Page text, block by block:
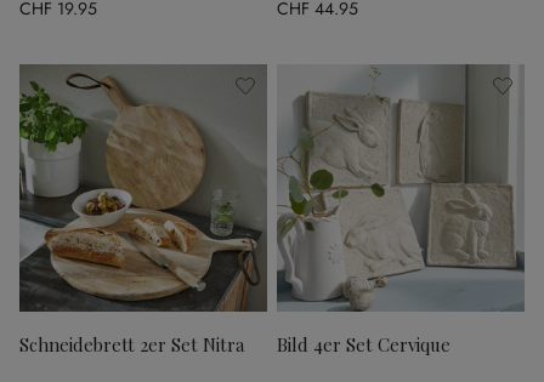
CHF 19.95 CHF 44.95
Schneidebrett 2er Set Nitra Bild 4er Set Cervique